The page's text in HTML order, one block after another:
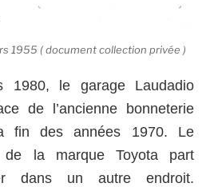
1955 ( document collection privée )
1980, le garage Laudadio
de l’ancienne bonneterie
fin des années 1970. Le
de la marque Toyota part
dans un autre endroit.